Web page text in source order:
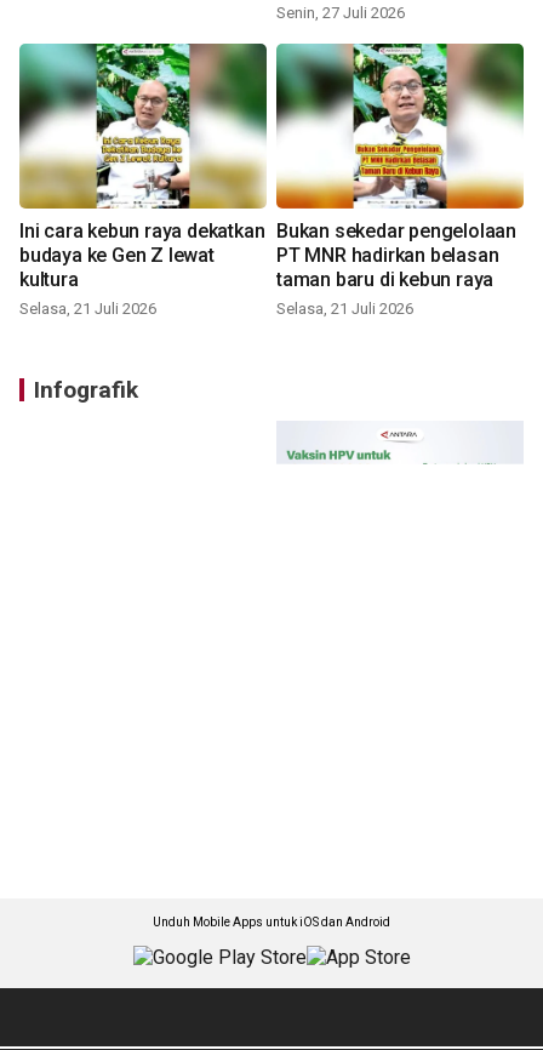
Senin, 27 Juli 2026
Ini cara kebun raya dekatkan
budaya ke Gen Z lewat
kultura
Selasa, 21 Juli 2026
Bukan sekedar pengelolaan
PT MNR hadirkan belasan
taman baru di kebun raya
Selasa, 21 Juli 2026
Infografik
Unduh Mobile Apps untuk iOS dan Android